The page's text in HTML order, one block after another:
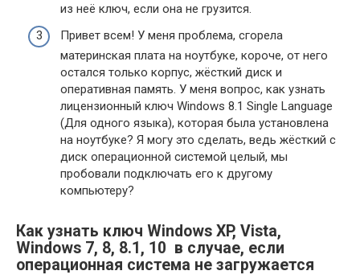
из неё ключ, если она не грузится.
Привет всем! У меня проблема, сгорела
материнская плата на ноутбуке, короче, от него
остался только корпус, жёсткий диск и
оперативная память. У меня вопрос, как узнать
лицензионный ключ Windows 8.1 Single Language
(Для одного языка), которая была установлена
на ноутбуке? Я могу это сделать, ведь жёсткий с
диск операционной системой целый, мы
пробовали подключать его к другому
компьютеру?
Как узнать ключ Windows XP, Vista,
Windows 7, 8, 8.1, 10 в случае, если
операционная система не загружается